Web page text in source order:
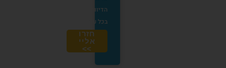
הדיוור
בכל עת.
חזרו
אליי
>>